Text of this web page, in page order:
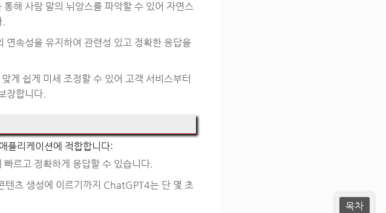
해 사람 말의 뉘앙스를 파악할 수 있어 자연스
속성을 유지하여 관련성 있고 정확한 응답을
게 쉽게 미세 조정할 수 있어 고객 서비스부터
장합니다.
플리케이션에 적합합니다:
르고 정확하게 응답할 수 있습니다.
텐츠 생성에 이르기까지 ChatGPT4는 단 몇 초
목차